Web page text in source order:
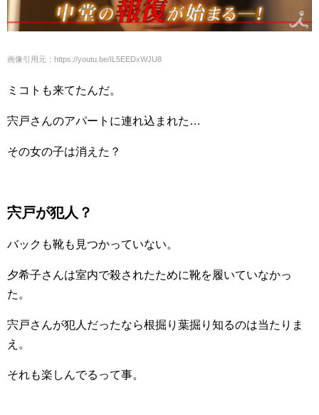
画像引用元：https://youtu.be/IL5EEDxWJU8
ミコトも来てたんだ。
宍戸さんのアパートに連れ込まれた…
その女の子は消えた？
宍戸が犯人？
バックも靴も見つかっていない。
夕希子さんは室内で殺されたために靴を履いていなかっ
た。
宍戸さんが犯人だったなら根掘り葉掘り知るのは当たりま
え。
それも楽しんでるって事。